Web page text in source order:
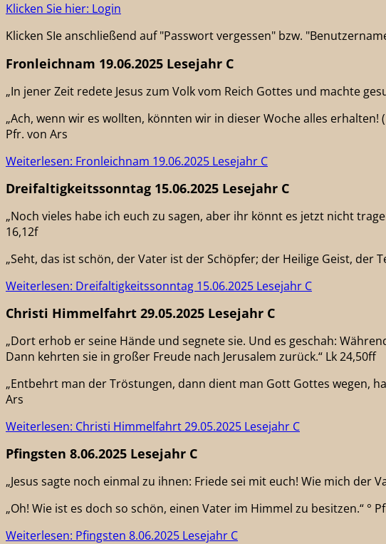
Klicken Sie hier: Login
Klicken SIe anschließend auf "Passwort vergessen" bzw.
Fronleichnam 19.06.2025 Lesejahr C
„In jener Zeit redete Jesus zum Volk vom Reich Gottes und machte
„Ach, wenn wir es wollten, könnten wir in dieser Woche alles erhalten!
Pfr. von Ars
Weiterlesen: Fronleichnam 19.06.2025 Lesejahr C
Dreifaltigkeitssonntag 15.06.2025 Lesejahr C
„Noch vieles habe ich euch zu sagen, aber ihr könnt es jetzt nicht
16,12f
„Seht, das ist schön, der Vater ist der Schöpfer; der Heilige Geist, der
Weiterlesen: Dreifaltigkeitssonntag 15.06.2025 Lesejahr C
Christi Himmelfahrt 29.05.2025 Lesejahr C
„Dort erhob er seine Hände und segnete sie. Und es geschah:
Dann kehrten sie in großer Freude nach Jerusalem zurück.“ Lk 24,50ff
„Entbehrt man der Tröstungen, dann dient man Gott Gottes wegen,
Ars
Weiterlesen: Christi Himmelfahrt 29.05.2025 Lesejahr C
Pfingsten 8.06.2025 Lesejahr C
„Jesus sagte noch einmal zu ihnen: Friede sei mit euch! Wie mich der
„Oh! Wie ist es doch so schön, einen Vater im Himmel zu besitzen.“ °
Weiterlesen: Pfingsten 8.06.2025 Lesejahr C